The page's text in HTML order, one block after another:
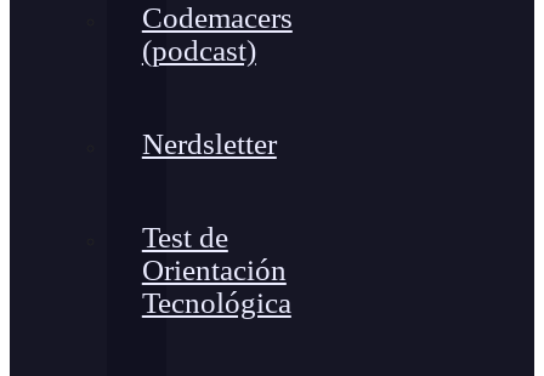
Codemacers
(podcast)
Nerdsletter
Test de
Orientación
Tecnológica